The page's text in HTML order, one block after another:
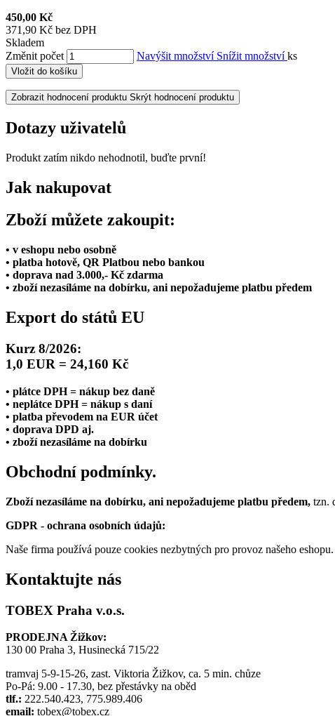
450,00 Kč
371,90 Kč bez DPH
Skladem
Změnit počet
Navýšit množství Snížit množstvíks
Vložit do košíku
Zobrazit hodnocení produktu Skrýt hodnocení produktu
Dotazy uživatelů
Produkt zatím nikdo nehodnotil, buďte první!
Jak nakupovat
Zboží můžete zakoupit:
• v eshopu nebo osobně
• platba hotově, QR Platbou nebo bankou
• doprava nad 3.000,- Kč zdarma
• zboží nezasíláme na dobírku, ani nepožadujeme platbu předem
Export do států EU
Kurz 8/2026:
1,0 EUR = 24,160 Kč
• plátce DPH = nákup bez daně
• neplátce DPH = nákup s daní
• platba převodem na EUR účet
• doprava DPD aj.
• zboží nezasíláme na dobírku
Obchodní podmínky.
Zboží nezasíláme na dobírku, ani nepožadujeme platbu předem, tzn.
GDPR - ochrana osobních údajů:
Naše firma používá pouze cookies nezbytných pro provoz našeho
Kontaktujte nás
TOBEX Praha v.o.s.
PRODEJNA Žižkov:
130 00 Praha 3, Husinecká 715/22
tramvaj 5-9-15-26, zast. Viktoria Žižkov, ca. 5 min. chůze
Po-Pá: 9.00 - 17.30, bez přestávky na oběd
tlf.: 222.540.423, 775.989.406
email: tobex@tobex.cz